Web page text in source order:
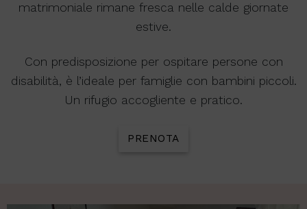
matrimoniale rimane fresca nelle calde giornate
estive.
Con predisposizione per ospitare persone con
disabilità, è l’ideale per famiglie con bambini piccoli.
Un rifugio accogliente e pratico.
PRENOTA